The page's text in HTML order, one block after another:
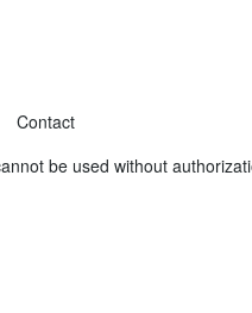
Contact
be used without